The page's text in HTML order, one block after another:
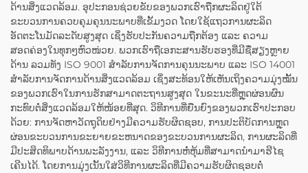
ດ້ານສິ່ງແວດລ້ອມ. ອຸປະກອນຊ່ວຍຂັບຂອງພວກເຮົາຖືກຜະລິດຢູ່ໃຕ້
ຂະບວນການຄວບຄຸມຄຸນນະພາບທີ່ເຂັ້ມງວດ ໂດຍໃຊ້ແຖວການຜະລິດ
ອັດຕະໂນມັດລະດັບສູງສຸດ ເຊິ່ງຮັບປະກັນຄວາມຖືກຕ້ອງ ແລະ ຄວາມ
ສອດຄ່ອງໃນທຸກໆຫົວໜ່ວຍ. ພວກເຮົາຖືເອກະສານຮັບຮອງທີ່ມີຊື່ສຽງຫຼາຍ
ດ້ານ ລວມທັງ ISO 9001 ສຳລັບການຈັດການຄຸນນະພາບ ແລະ ISO 14001
ສຳລັບການຈັດການດ້ານສິ່ງແວດລ້ອມ ເຊິ່ງສະທ້ອນໃຫ້ເຫັນເຖິງຄວາມມຸ່ງໝັ້ນ
ຂອງພວກເຮົາໃນການຮັກສາມາດຕະຖານສູງສຸດ ໃນຂະນະທີ່ຫຼຸດຜ່ອນຜົນ
ກະທົບຕໍ່ສິ່ງແວດລ້ອມໃຫ້ໜ້ອຍທີ່ສຸດ. ວິທີການທີ່ຍືນຍົງຂອງພວກເຮົາປະກອບ
ດ້ວຍ: ການຈັດຫາວັດຖຸດິບຢ່າງມີຄວາມຮັບຜິດຊອບ, ການປະຕິບັດການຫຼຸດ
ຜ່ອນຂະບວນການຂະຍາຍຂະຫນາດຂອງຂະບວນການຜະລິດ, ການຜະລິດທີ່
ມີປະສິດທິພາບດ້ານພະລັງງານ, ແລະ ວິທີການຫໍ່ຫຸ້ມທີ່ສາມາດນຳມາຮີໄຊ
ເຄີນໄດ້. ໂດຍການມຸ່ງເນັ້ນໃສ່ວິທີການຜະລິດທີ່ມີຄວາມຮັບຜິດຊອບຕໍ່